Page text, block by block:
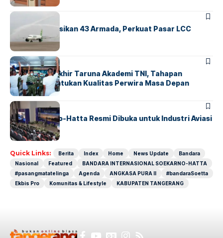
BANDARA
Citilink Operasikan 43 Armada, Perkuat Pasar LCC
Nasional
BERITA
Sidang Pantukhir Taruna Akademi TNI, Tahapan
Strategis Tentukan Kualitas Perwira Masa Depan
BANDARA BERITA
IALC Soekarno-Hatta Resmi Dibuka untuk Industri Aviasi
Dunia
Quick Links: Berita Index Home News Update
Bandara
Nasional
Featured
BANDARA INTERNASIONAL SOEKARNO-HATTA
#pasangmatatelinga
Agenda ANGKASA PURA II
#bandaraSoetta
Ekbis Pro
Komunitas & Lifestyle KABUPATEN TANGERANG